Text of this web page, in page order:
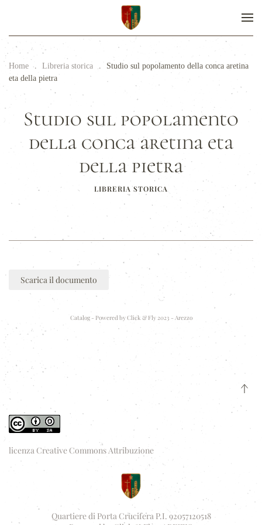
Home Libreria storica
Studio sul popolamento della conca aretina
eta della pietra
Studio sul popolamento
della conca aretina eta
della pietra
LIBRERIA STORICA
Scarica il documento
Catalog - Powered byClick & Fly 2023 - Arezzo
licenza Creative Commons Attribuzione
Quartiere di Porta Crucifera P.I. 92057120518